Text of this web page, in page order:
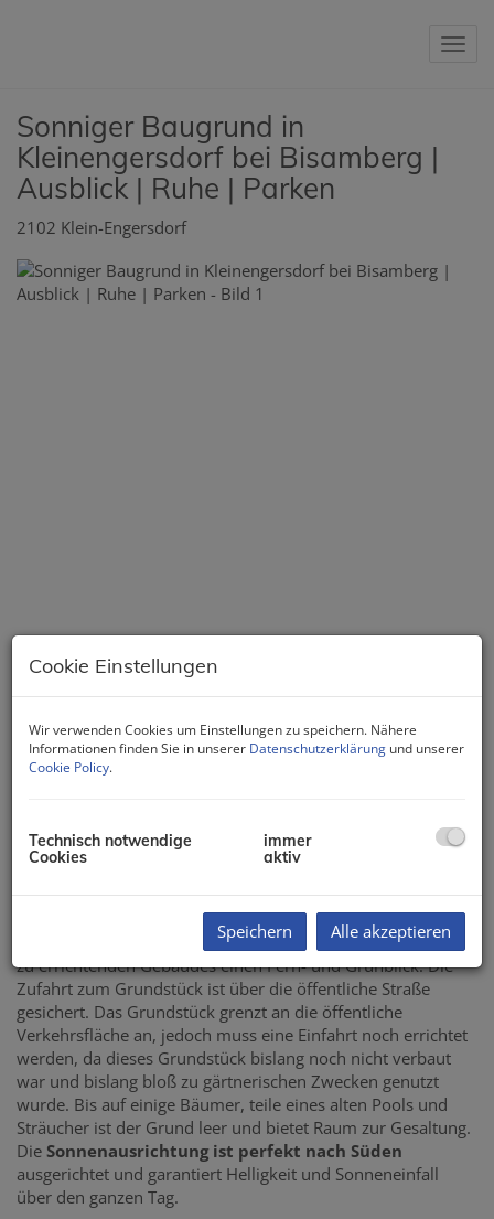
Sonniger Baugrund in
Kleinengersdorf bei Bisamberg |
Ausblick | Ruhe | Parken
2102 Klein-Engersdorf
Objektbeschreibung
Attraktives Baugrundstück in idyllischer Ortsrandlage von
Klein Engersdorf (gehört zur Gemeinde Bisamberg). Der
Grund liegt erhöht und ermöglicht dem 1. OG bzw. DG des
zu errichtenden Gebäudes einen Fern- und Grünblick. Die
Zufahrt zum Grundstück ist über die öffentliche Straße
gesichert. Das Grundstück grenzt an die öffentliche
Verkehrsfläche an, jedoch muss eine Einfahrt noch errichtet
werden, da dieses Grundstück bislang noch nicht verbaut
war und bislang bloß zu gärtnerischen Zwecken genutzt
wurde. Bis auf einige Bäumer, teile eines alten Pools und
Sträucher ist der Grund leer und bietet Raum zur Gesaltung.
Die Sonnenausrichtung ist perfekt nach Süden
ausgerichtet und garantiert Helligkeit und Sonneneinfall
über den ganzen Tag.
Cookie Einstellungen
Wir verwenden Cookies um Einstellungen zu speichern. Nähere
Informationen finden Sie in unserer Datenschutzerklärung und unserer
Cookie Policy.
Technisch notwendige
Cookies
immer
aktiv
Speichern Alle akzeptieren